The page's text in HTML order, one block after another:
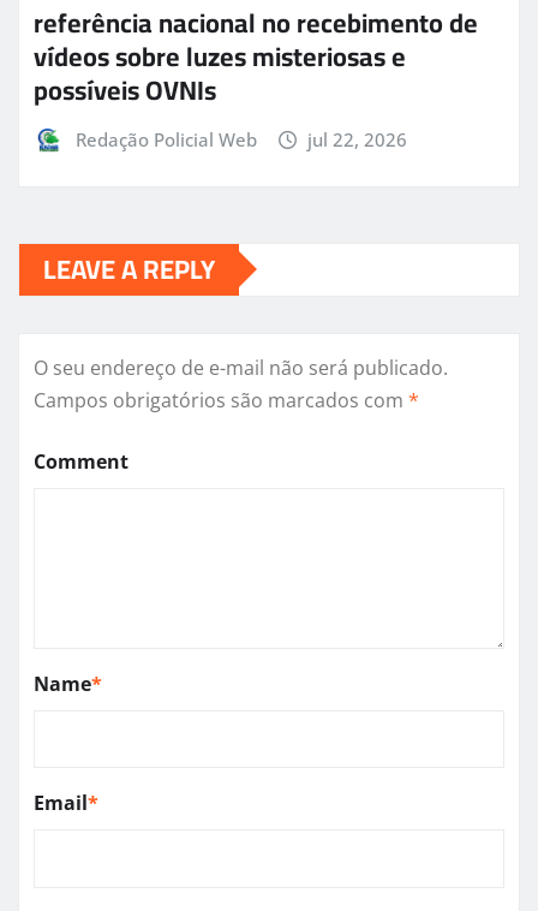
referência nacional no recebimento de
vídeos sobre luzes misteriosas e
possíveis OVNIs
Redação Policial Web jul 22, 2026
LEAVE A REPLY
O seu endereço de e-mail não será publicado.
Campos obrigatórios são marcados com *
Comment
Name*
Email*